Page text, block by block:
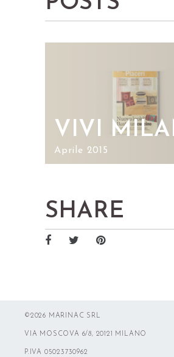
VIVI
Aprile 2015
SHARE
©2026 MARINAC SRL
VIA MOSCOVA 6/8, 20121 MILANO
P.IVA 05023730962